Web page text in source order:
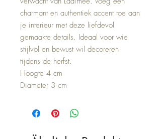
charmant en authentiek accent toe aan
je interieur met deze liefdevol
gemaakte details. Ideaal voor wie
stijlvol en bewust wil decoreren
tijdens de herfst.
Hoogte 4 cm
Diameter 3 cm